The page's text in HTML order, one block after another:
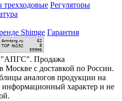
трехходовые Регуляторы
Shimge Гарантия
"АПГС". Продажа
Москве с доставкой по России.
аналогов продукции на
информационный характер и не